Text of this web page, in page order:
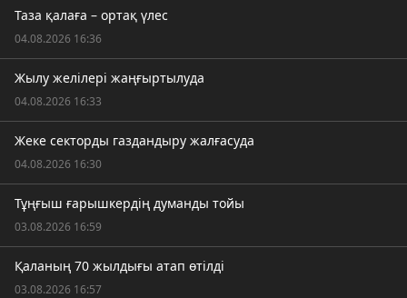
Таза қалаға – ортақ үлес
04.08.2026 16:36
Жылу желілері жаңғыртылуда
04.08.2026 16:33
Жеке секторды газдандыру жалғасуда
04.08.2026 16:30
Тұңғыш ғарышкердің думанды тойы
03.08.2026 16:59
Қаланың 70 жылдығы атап өтілді
03.08.2026 16:57